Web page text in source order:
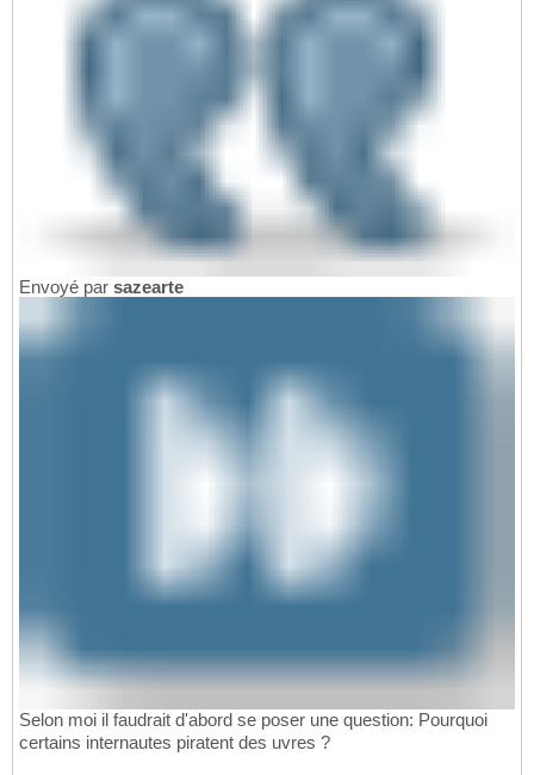
Envoyé par sazearte
Selon moi il faudrait d'abord se poser une question: Pourquoi
certains internautes piratent des uvres ?